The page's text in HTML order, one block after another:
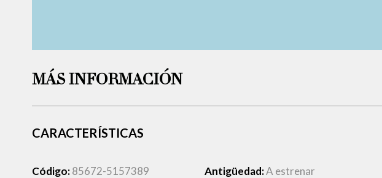
MÁS INFORMACIÓN
CARACTERÍSTICAS
Código:85672-5157389
Antigüedad:A estrenar